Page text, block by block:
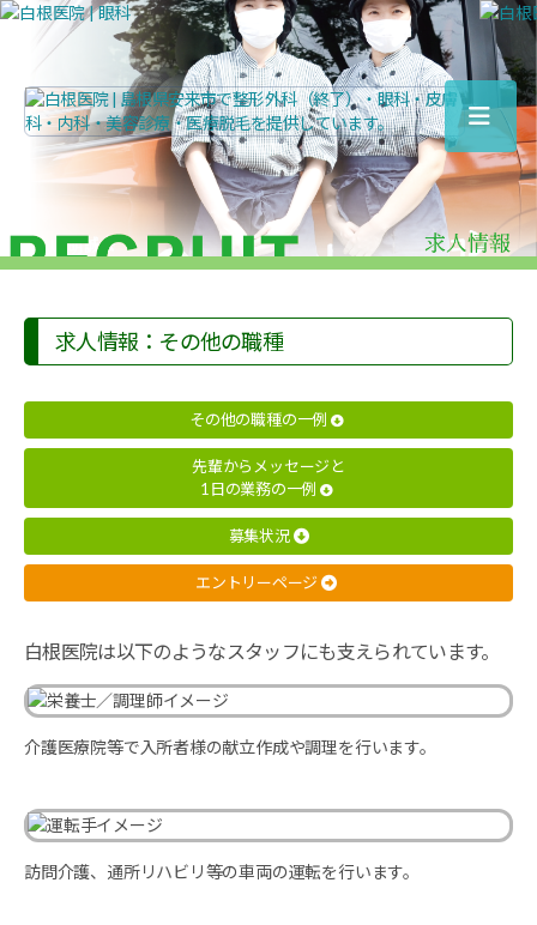
|
島
県
来
で
整
形
科
了）・
科・
膚
内
科・
美
療・
医
療
求人情報：その他の職種
その他の職種の一例
先輩からメッセージと
1日の業務の一例
募集状況
エントリーページ
白根医院は以下のようなスタッフにも支えられています。
介護医療院等で入所者様の献立作成や調理を行います。
訪問介護、通所リハビリ等の車両の運転を行います。